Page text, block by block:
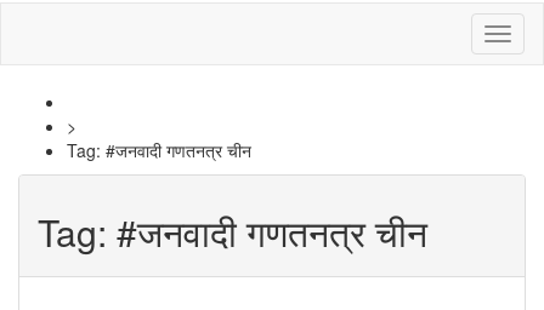
>
Tag: #जनवादी गणतनत्र चीन
Tag: #जनवादी गणतनत्र चीन